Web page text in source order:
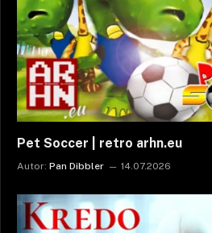
Pet Soccer | retro arhn.eu
Autor: Pan Dibbler 14.07.2026